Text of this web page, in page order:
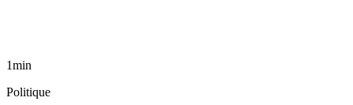
1min
Politique